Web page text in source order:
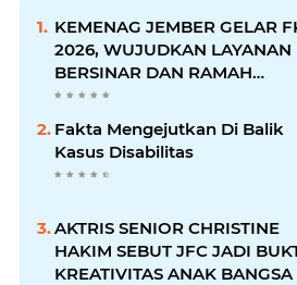
KEMENAG JEMBER GELAR
2026, WUJUDKAN LAYANAN
BERSINAR DAN RAMAH
DISABILITAS
Fakta Mengejutkan Di Balik
Kasus Disabilitas
AKTRIS SENIOR CHRISTINE
HAKIM SEBUT JFC JADI
KREATIVITAS ANAK BANGSA